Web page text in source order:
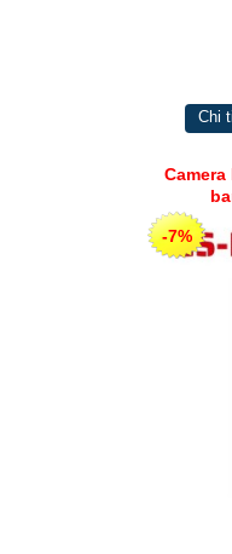
Chi
-7%